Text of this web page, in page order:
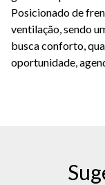
Posicionado de
ventilação, sendo
busca conforto,
oportunidade,